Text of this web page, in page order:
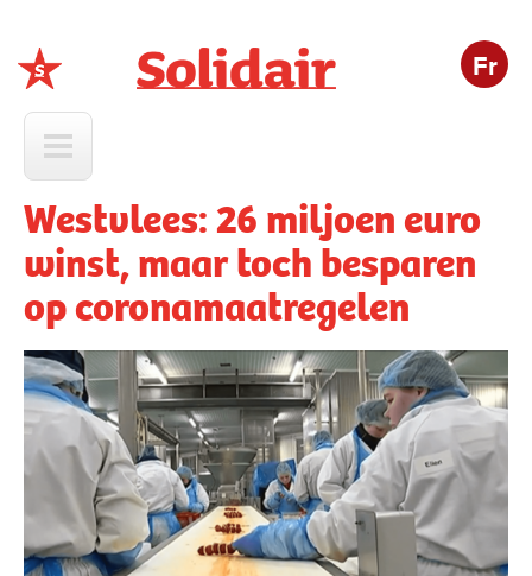
Fr
Westvlees: 26 miljoen euro
winst, maar toch besparen
op coronamaatregelen